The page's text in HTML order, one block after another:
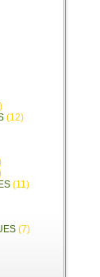
(12)
(11)
(7)